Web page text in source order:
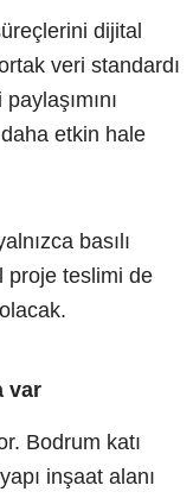
dijital
veri standardı
etkin hale
basılı
proje teslimi de
var
Bodrum katı
inşaat alanı